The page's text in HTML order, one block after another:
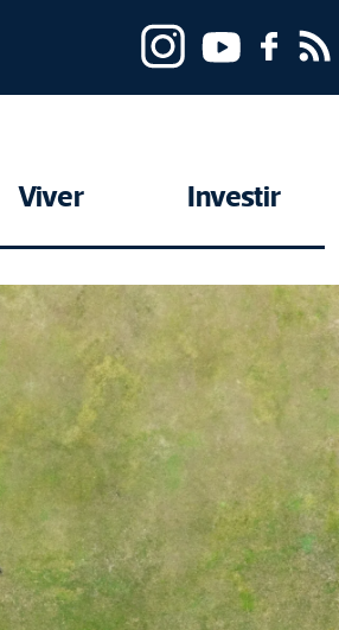
Viver Investir